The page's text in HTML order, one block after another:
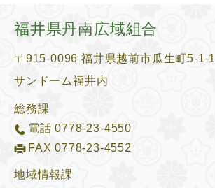
福井県丹南広域組合
〒915-0096 福井県越前市瓜生町5-1-1
サンドーム福井内
総務課
電話0778-23-4550
FAX 0778-23-4552
地域情報課